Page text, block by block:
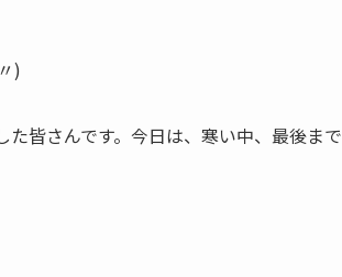
)
皆さんです。今日は、寒い中、最後まで